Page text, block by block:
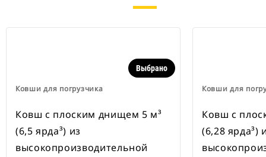
Ковши для погрузчика
Выбрано
Ковш с плоским днищем 5 м³
(6,5 ярда³) из
высокопроизводительной
Ковши для
Ковш с
(6,28 ярда³)